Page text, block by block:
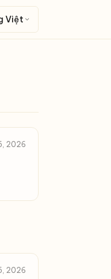
Việt
2026
2026